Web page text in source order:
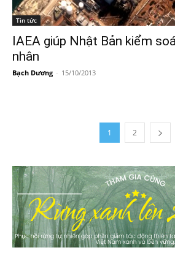
Tin tức
IAEA giúp Nhật Bản kiểm
nhân
Bạch Dương - 15/10/2013
1 2